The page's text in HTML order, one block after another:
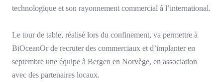
technologique et son rayonnement commercial à l’international.
Le tour de table, réalisé lors du confinement, va permettre à
BiOceanOr de recruter des commerciaux et d’implanter en
septembre une équipe à Bergen en Norvège, en association
avec des partenaires locaux.